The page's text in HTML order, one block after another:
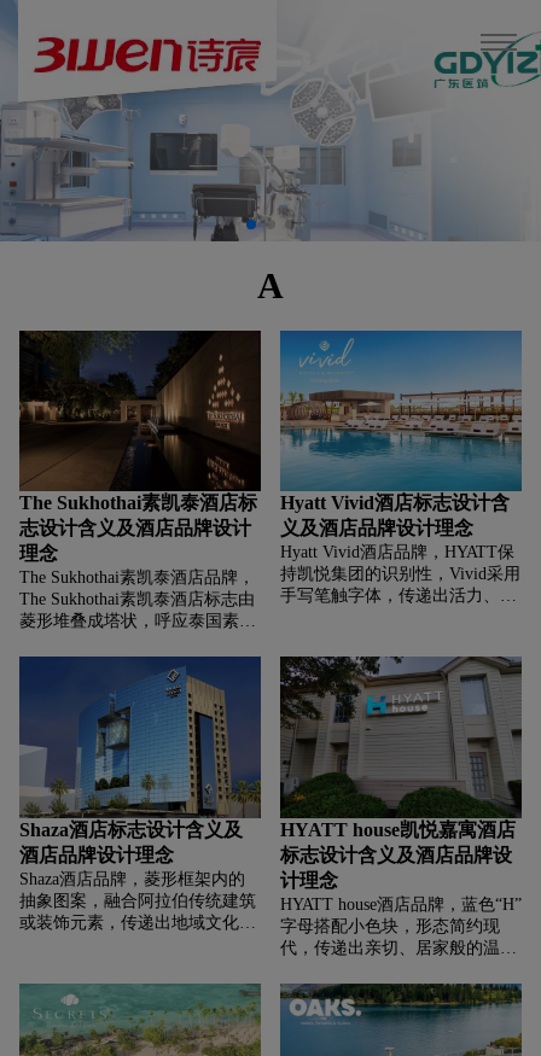
A
The Sukhothai素凯泰酒店标
志设计含义及酒店品牌设计
理念
The Sukhothai素凯泰酒店品牌，‌‌‌
The Sukhothai素凯泰酒店标志由
菱形堆叠成塔状，呼应泰国素可
典、庄重 ，几何图形与衬线字体
结合，平衡现代感与历史厚重
感，塑造“传承泰式古典美学，
提供高端文化沉浸体验”的品牌
形象，吸引追求泰式文化、高端
住宿的旅行者。
Hyatt Vivid酒店标志设计含
义及酒店品牌设计理念
Hyatt Vivid酒店品牌，‌‌‌HYATT保
持凯悦集团的识别性，Vivid采用
手写笔触字体，传递出活力、创
素，Vivid的生动感，强化品牌
“融入自然活力，塑造鲜明体验”
的基因，展现对“活力、生动、
优质”度假体验的追求。
Shaza酒店标志设计含义及
酒店品牌设计理念
Shaza酒店品牌，‌‌‌菱形框架内的
抽象图案，融合阿拉伯传统建筑
或装饰元素，传递出地域文化特
客打造奢华、具文化底蕴住宿体
验”的品牌基因 ，展现其作为高
端酒店，对品质与文化融合的追
HYATT house凯悦嘉寓酒店
标志设计含义及酒店品牌设
计理念
HYATT house酒店品牌，‌‌‌蓝色“H”
字母搭配小色块，形态简约现
代，传递出亲切、居家般的温暖
店，营造家的氛围”的定位，象
征品牌致力于为宾客提供如“家
外之家（house）”的住宿体验。